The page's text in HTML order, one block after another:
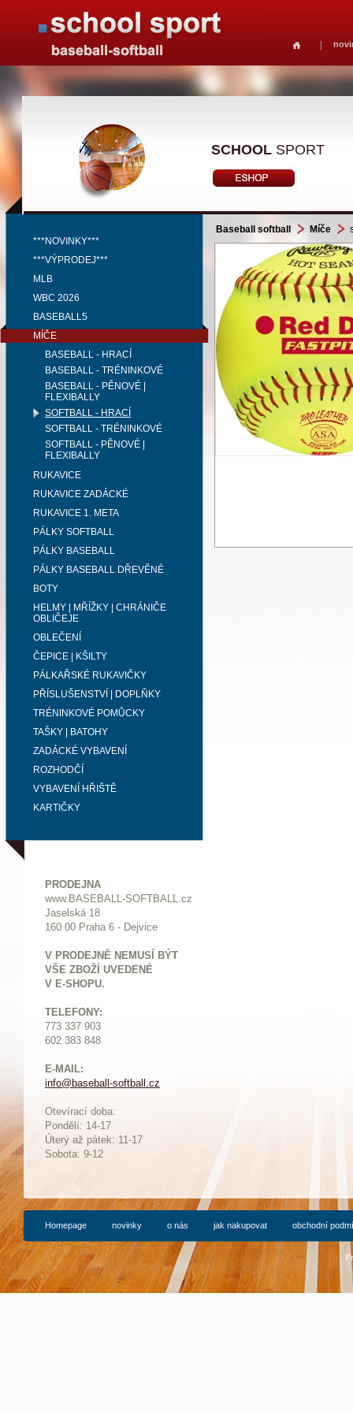
SCHOOL SPORT
***NOVINKY***
***VÝPRODEJ***
MLB
WBC 2026
BASEBALL5
MÍČE
BASEBALL - HRACÍ
BASEBALL - TRÉNINKOVÉ
BASEBALL - PĚNOVÉ |
FLEXIBALLY
SOFTBALL - HRACÍ
SOFTBALL - TRÉNINKOVÉ
SOFTBALL - PĚNOVÉ |
FLEXIBALLY
RUKAVICE
RUKAVICE ZADÁCKÉ
RUKAVICE 1. META
PÁLKY SOFTBALL
PÁLKY BASEBALL
PÁLKY BASEBALL DŘEVĚNÉ
BOTY
HELMY | MŘÍŽKY | CHRÁNIČE
OBLIČEJE
OBLEČENÍ
ČEPICE | KŠILTY
PÁLKAŘSKÉ RUKAVIČKY
PŘÍSLUŠENSTVÍ | DOPLŇKY
TRÉNINKOVÉ POMŮCKY
TAŠKY | BATOHY
ZADÁCKÉ VYBAVENÍ
ROZHODČÍ
VYBAVENÍ HŘIŠTĚ
KARTIČKY
PRODEJNA
www.BASEBALL-SOFTBALL.cz
Jaselská 18
160 00 Praha 6 - Dejvice
V PRODEJNĚ NEMUSÍ BÝT
VŠE ZBOŽÍ UVEDENÉ
V E-SHOPU.
TELEFONY:
773 337 903
602 383 848
E-MAIL:
info@baseball-softball.cz
Otevírací doba:
Pondělí: 14-17
Úterý až pátek: 11-17
Sobota: 9-12
Baseball softball Míče
Homepage novinky o nás jak nakupovat obchodní